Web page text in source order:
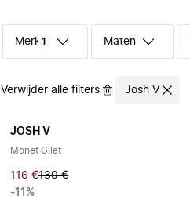
Merk 1 Maten
Verwijder alle filters Josh V
JOSH V
Monet Gilet
116 €130 €
-11%